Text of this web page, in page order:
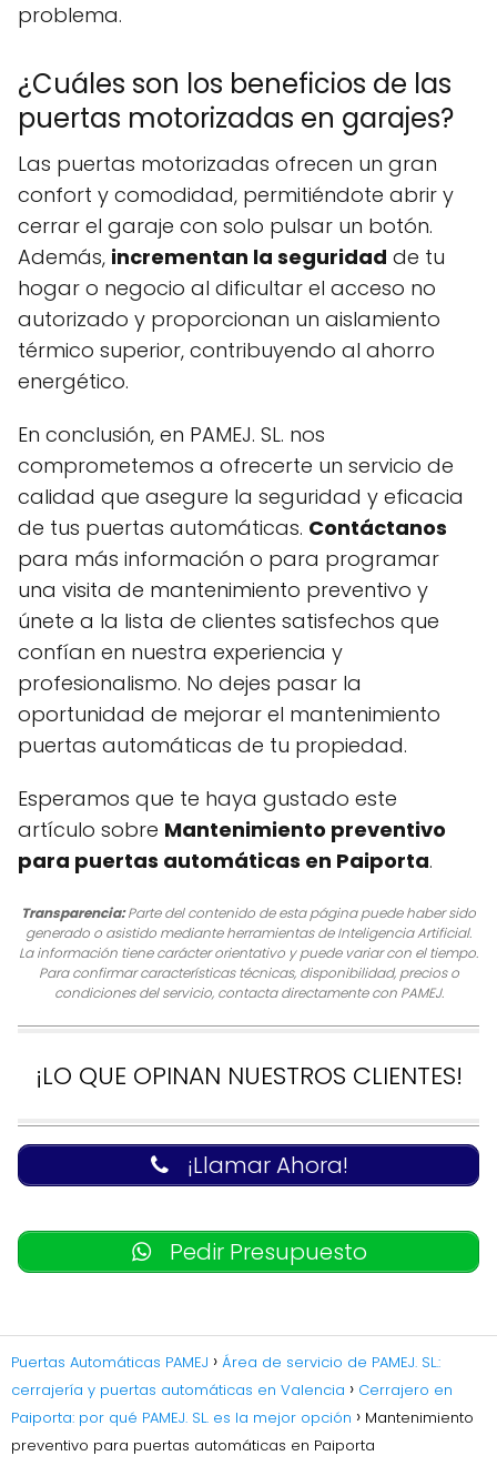
problema.
¿Cuáles son los beneficios de las
puertas motorizadas en garajes?
Las puertas motorizadas ofrecen un gran
confort y comodidad, permitiéndote abrir y
cerrar el garaje con solo pulsar un botón.
Además, incrementan la seguridad de tu
hogar o negocio al dificultar el acceso no
autorizado y proporcionan un aislamiento
térmico superior, contribuyendo al ahorro
energético.
En conclusión, en PAMEJ. SL. nos
comprometemos a ofrecerte un servicio de
calidad que asegure la seguridad y eficacia
de tus puertas automáticas. Contáctanos
para más información o para programar
una visita de mantenimiento preventivo y
únete a la lista de clientes satisfechos que
confían en nuestra experiencia y
profesionalismo. No dejes pasar la
oportunidad de mejorar el mantenimiento
puertas automáticas de tu propiedad.
Esperamos que te haya gustado este
artículo sobre Mantenimiento preventivo
para puertas automáticas en Paiporta.
Transparencia:Parte del contenido de esta página puede haber sido
generado o asistido mediante herramientas de Inteligencia Artificial.
La información tiene carácter orientativo y puede variar con el tiempo.
Para confirmar características técnicas, disponibilidad, precios o
condiciones del servicio, contacta directamente con PAMEJ.
¡LO QUE OPINAN NUESTROS CLIENTES!
¡Llamar Ahora!
Pedir Presupuesto
Puertas Automáticas PAMEJ
Área de servicio de PAMEJ. SL.:
cerrajería y puertas automáticas en Valencia
Cerrajero en
Paiporta: por qué PAMEJ. SL. es la mejor opción
Mantenimiento
preventivo para puertas automáticas en Paiporta